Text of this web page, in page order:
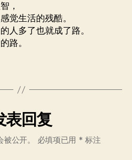
，
觉生活的残酷。
人多了也就成了路。
路。
表回复
公开。 必填项已用 * 标注